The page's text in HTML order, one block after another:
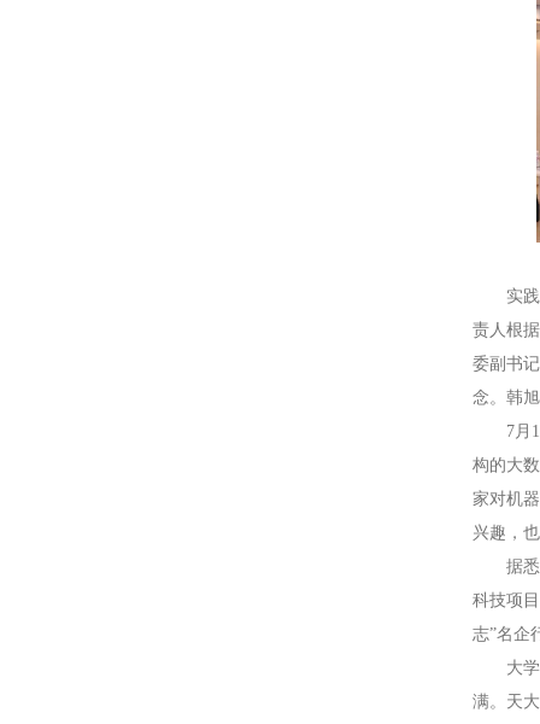
实
责人根
委副书
念。韩
7月
构的大
家对机
兴趣，
据
科技项
志”名企
大
满。天